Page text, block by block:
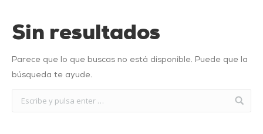
Sin resultados
Parece que lo que buscas no está disponible. Puede que la
búsqueda te ayude.